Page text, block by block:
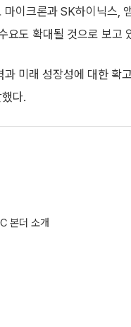
이크론과 SK하이닉스,
요도 확대될 것으로 보고
미래 성장성에 대한 확
다.
본더 소개